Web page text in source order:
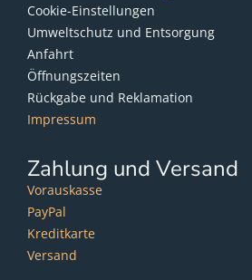
Cookie-Einstellungen
Umweltschutz und Entsorgung
Anfahrt
Öffnungszeiten
Rückgabe und Reklamation
Impressum
Zahlung und Versand
Vorauskasse
PayPal
Kreditkarte
Versand